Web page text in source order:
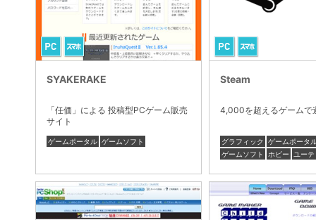
SYAKERAKE
「任価」による 投稿型PCゲーム販売
サイト
ゲームポータル ゲームソフト
Steam
4,000を超えるゲームで
グラフィック
ゲームポータ
ゲームソフト
ホビー ユー